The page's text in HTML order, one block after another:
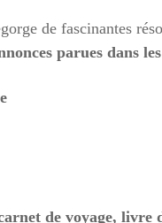
de fascinantes
parues dans
de voyage, livre